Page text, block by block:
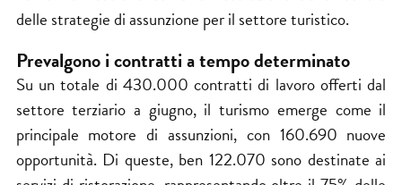
delle strategie di assunzione per il settore turistico.
Prevalgono i contratti a tempo determinato
Su un totale di 430.000 contratti di lavoro offerti dal
settore terziario a giugno, il turismo emerge come il
principale motore di assunzioni, con 160.690 nuove
opportunità. Di queste, ben 122.070 sono destinate ai